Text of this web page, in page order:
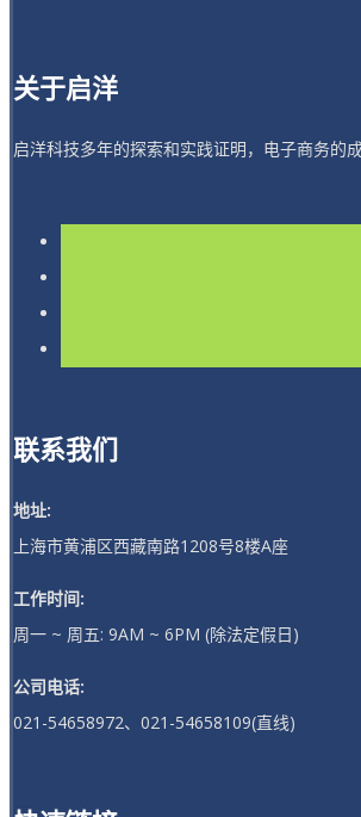
关于启洋
启洋科技多年的探索和实践证明，电子商务的
联系我们
地址:
上海市黄浦区西藏南路1208号8楼A座
工作时间:
周一 ~ 周五: 9AM ~ 6PM (除法定假日)
公司电话:
021-54658972、021-54658109(直线)